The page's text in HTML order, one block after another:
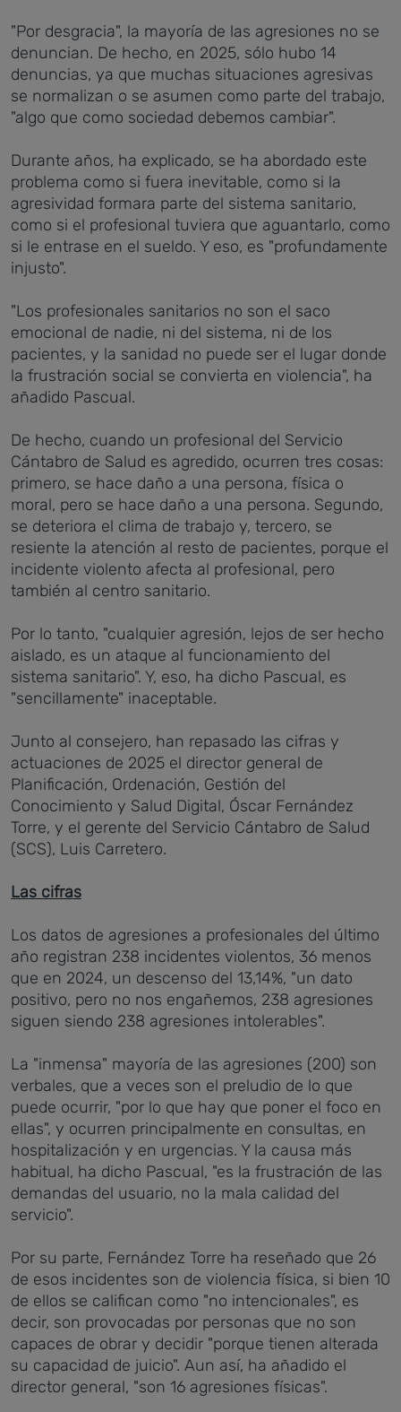
"Por desgracia", la mayoría de las agresiones no se
denuncian. De hecho, en 2025, sólo hubo 14
denuncias, ya que muchas situaciones agresivas
se normalizan o se asumen como parte del trabajo,
"algo que como sociedad debemos cambiar".
Durante años, ha explicado, se ha abordado este
problema como si fuera inevitable, como si la
agresividad formara parte del sistema sanitario,
como si el profesional tuviera que aguantarlo, como
si le entrase en el sueldo. Y eso, es "profundamente
injusto".
"Los profesionales sanitarios no son el saco
emocional de nadie, ni del sistema, ni de los
pacientes, y la sanidad no puede ser el lugar donde
la frustración social se convierta en violencia", ha
añadido Pascual.
De hecho, cuando un profesional del Servicio
Cántabro de Salud es agredido, ocurren tres cosas:
primero, se hace daño a una persona, física o
moral, pero se hace daño a una persona. Segundo,
se deteriora el clima de trabajo y, tercero, se
resiente la atención al resto de pacientes, porque el
incidente violento afecta al profesional, pero
también al centro sanitario.
Por lo tanto, "cualquier agresión, lejos de ser hecho
aislado, es un ataque al funcionamiento del
sistema sanitario". Y, eso, ha dicho Pascual, es
"sencillamente" inaceptable.
Junto al consejero, han repasado las cifras y
actuaciones de 2025 el director general de
Planificación, Ordenación, Gestión del
Conocimiento y Salud Digital, Óscar Fernández
Torre, y el gerente del Servicio Cántabro de Salud
(SCS), Luis Carretero.
Las cifras
Los datos de agresiones a profesionales del último
año registran 238 incidentes violentos, 36 menos
que en 2024, un descenso del 13,14%, "un dato
positivo, pero no nos engañemos, 238 agresiones
siguen siendo 238 agresiones intolerables".
La "inmensa" mayoría de las agresiones (200) son
verbales, que a veces son el preludio de lo que
puede ocurrir, "por lo que hay que poner el foco en
ellas", y ocurren principalmente en consultas, en
hospitalización y en urgencias. Y la causa más
habitual, ha dicho Pascual, "es la frustración de las
demandas del usuario, no la mala calidad del
servicio".
Por su parte, Fernández Torre ha reseñado que 26
de esos incidentes son de violencia física, si bien 10
de ellos se califican como "no intencionales", es
decir, son provocadas por personas que no son
capaces de obrar y decidir "porque tienen alterada
su capacidad de juicio". Aun así, ha añadido el
director general, "son 16 agresiones físicas".